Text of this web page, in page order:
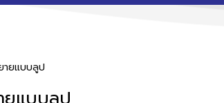
ายแบบลูป